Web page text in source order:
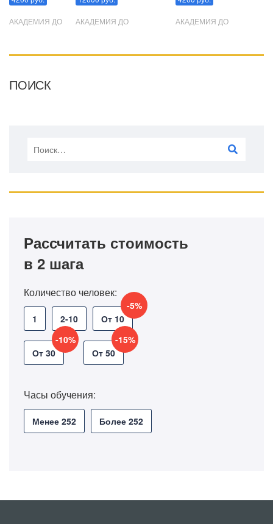
АКАДЕМИЯ ДО АКАДЕМИЯ ДО АКАДЕМИЯ ДО
ПОИСК
Рассчитать стоимость
в 2 шага
Количество человек:
1 2-10 От 10
-5%
От 30
-10%
От 50
-15%
Часы обучения:
Менее 252 Более 252